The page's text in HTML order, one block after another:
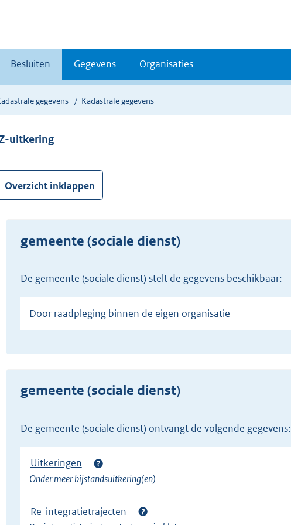
Besluiten Gegevens Organisaties
gegevens Kadastrale gegevens
uitkering
Overzicht inklappen
gemeente (sociale dienst)
de gemeente (sociale dienst) stelt de gegevens beschikbaar:
Door raadpleging binnen de eigen organisatie
gemeente (sociale dienst)
de gemeente (sociale dienst) ontvangt de volgende gegevens:
Uitkeringen
Onder meer bijstandsuitkering(en)
Re-integratietrajecten